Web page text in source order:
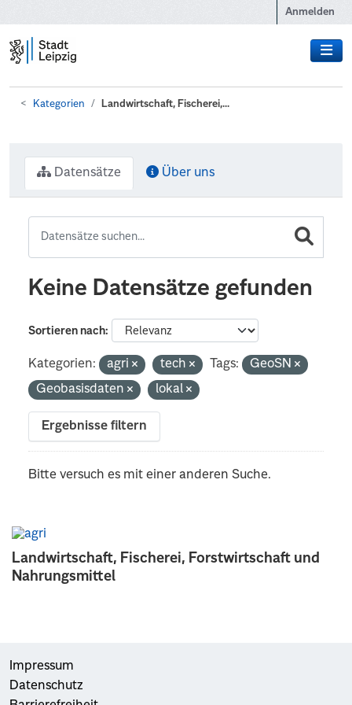
Anmelden
Kategorien Landwirtschaft, Fischerei,...
Landwirtschaft, Fischerei, Forstwirtschaft und
Nahrungsmittel
Datensätze Über uns
Keine Datensätze gefunden
Sortieren nach
Kategorien: agri tech Tags:
GeoSN
Geobasisdaten
lokal
Ergebnisse filtern
Bitte versuch es mit einer anderen Suche.
Impressum
Datenschutz